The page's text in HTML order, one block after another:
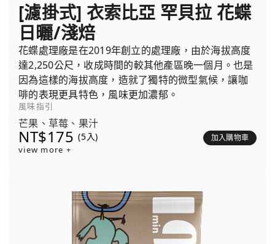
[濾掛式] 衣索比亞 罕貝拉 花蝶
日曬/淺焙
花蝶處理廠是在2019年創立的處理廠，由於海拔高度
達2,250公尺，收成時間的較其他產區晚一個月。也是
因為這樣的海拔高度，造就了獨特的微型氣候，讓咖
啡的表現更具特色，風味更加濃郁。
風味指引
芒果、草莓、果汁
NT$175 (5入) 加入購物車
view more +